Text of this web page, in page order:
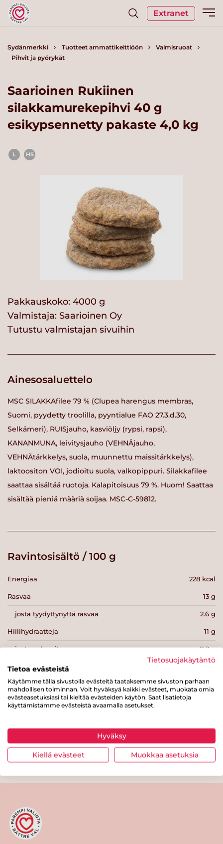
Extranet
Sydänmerkki Tuotteet ammattikeittiöön
Valmisruoat
Pihvit ja pyörykät
Saarioinen Rukiinen
silakkamurekepihvi 40 g
esikypsennetty pakaste 4,0 kg
L HS
Pakkauskoko: 4000 g
Valmistaja: Saarioinen Oy
Tutustu valmistajan sivuihin
Ainesosaluettelo
MSC SILAKKAfilee 79 % (Clupea harengus membras,
Suomi, pyydetty troolilla, pyyntialue FAO 27.3.d.30,
Selkämeri), RUISjauho, kasviöljy (rypsi, rapsi),
KANANMUNA, leivitysjauho (VEHNÄjauho,
VEHNÄtärkkelys, suola, muunnettu maissitärkkelys),
laktoositon VOI, jodioitu suola, valkopippuri. Silakkafilee
saattaa sisältää ruotoja. Kalapitoisuus 79 %. Huom! Saattaa
sisältää pieniä määriä soijaa. MSC-C-59812.
Ravintosisältö / 100 g
Energiaa 228 kcal
Rasvaa 13 g
josta tyydyttynyttä rasvaa 2.6 g
Hiilihydraatteja 11 g
josta sokereita 0.2 g
Kuitua
Proteiinia 16 g
Suolaa
Tulosta sivu Jaa tuote
Tietosuojakäytäntö
Tietoa evästeistä
Käytämme tällä sivustolla evästeitä taataksemme sivuston parhaan
mahdollisen toiminnan. Voit hyväksyä kaikki evästeet, muokata omia
evästeasetuksiasi tai kieltää evästeiden käytön. Saat lisätietoja
käyttämistämme evästeistä avaamalla asetukset.
Hyväksy
Kiellä evästeet Muokkaa asetuksia